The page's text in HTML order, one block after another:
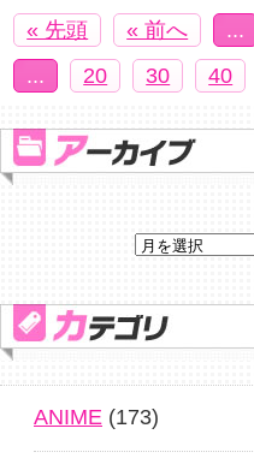
« 先頭 « 前へ ...
...
20 30 40
ANIME (173)